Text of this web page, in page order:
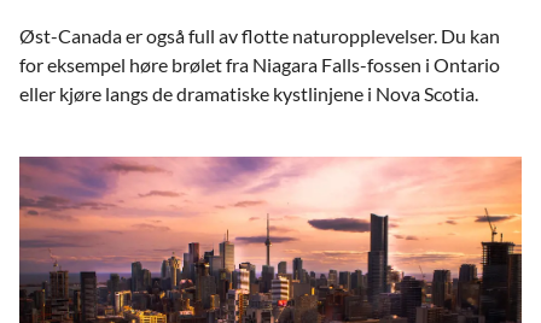
Øst-Canada er også full av flotte naturopplevelser. Du kan
for eksempel høre brølet fra Niagara Falls-fossen i Ontario
eller kjøre langs de dramatiske kystlinjene i Nova Scotia.